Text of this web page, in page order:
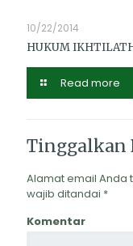
10/22/2014
HUKUM
Read more
Tinggalkan
Alamat email Anda
wajib ditandai *
Komentar